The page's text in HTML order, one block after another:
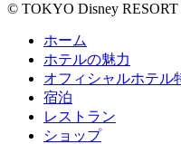
© TOKYO Disney
ホーム
ホテルの魅力
オフィシャルホテル
宿泊
レストラン
ショップ